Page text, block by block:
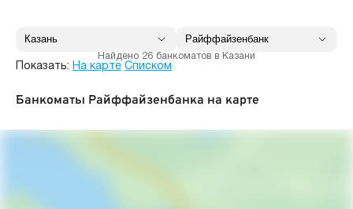
Найдено 26 банкоматов в Казани
Показать: На карте Списком
Банкоматы Райффайзенбанка на карте